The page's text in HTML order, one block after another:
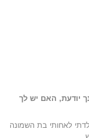
יודעת, האם יש לך
לאחותי בת השמונה